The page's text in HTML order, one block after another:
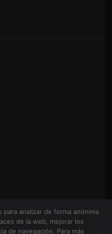
Más - Todos los
analizar de forma anónima
de la web, mejorar los
de navegación. Para más